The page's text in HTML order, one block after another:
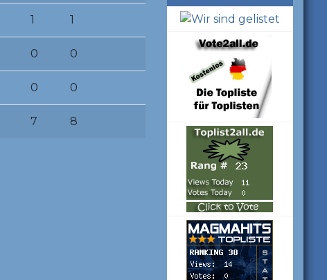
1 1
0 0
0 0
7 8